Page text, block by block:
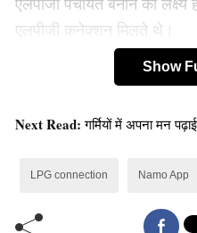
एलपीजी कनेक्शन मिलते थे।
5 साल तक बिजली
कनेक्शन मिला। इसका मतलब ये
आंकड़ा 13 करोड़ पर ही अटका
Show
Next Read:गर्मियों में अपना मन
LPG connection Namo App